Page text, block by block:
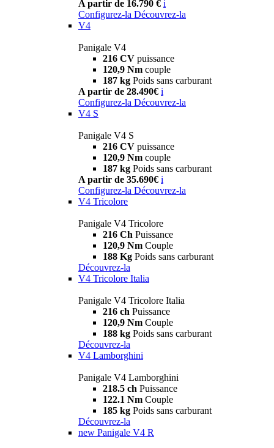
A partir de 16.790 € i
Configurez-la Découvrez-la
V4
Panigale V4
216 CV puissance
120,9 Nm couple
187 kg Poids sans carburant
A partir de 28.490€ i
Configurez-la Découvrez-la
V4 S
Panigale V4 S
216 CV puissance
120,9 Nm couple
187 kg Poids sans carburant
A partir de 35.690€ i
Configurez-la Découvrez-la
V4 Tricolore
Panigale V4 Tricolore
216 Ch Puissance
120,9 Nm Couple
188 Kg Poids sans carburant
Découvrez-la
V4 Tricolore Italia
Panigale V4 Tricolore Italia
216 ch Puissance
120,9 Nm Couple
188 kg Poids sans carburant
Découvrez-la
V4 Lamborghini
Panigale V4 Lamborghini
218.5 ch Puissance
122.1 Nm Couple
185 kg Poids sans carburant
Découvrez-la
new Panigale V4 R